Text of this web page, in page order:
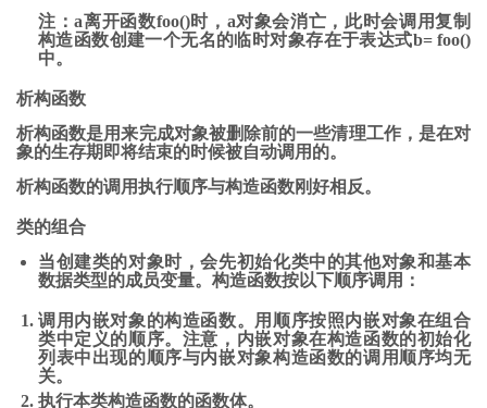
注：a离开函数foo()时，a对象会消亡，此时会调用复制
构造函数创建一个无名的临时对象存在于表达式b= foo()
中。
析构函数
析构函数是用来完成对象被删除前的一些清理工作，是在对
象的生存期即将结束的时候被自动调用 的。
析构函数的调用执行顺序与构造函数刚好相反。
类的组合
当创建类的对象时，会先初始化类中的其他对象和基本
数据类型的成员变量。构造函数按以下顺序调用：
调用内嵌对象的构造函数。 用顺序按照内嵌对象在组合
类中定义的顺序。注意，内嵌对象在构造函数的初始化
列表中出现的顺序与内嵌对象构造函数的调用顺序均无
关。
执行本类构造函数的函数体。